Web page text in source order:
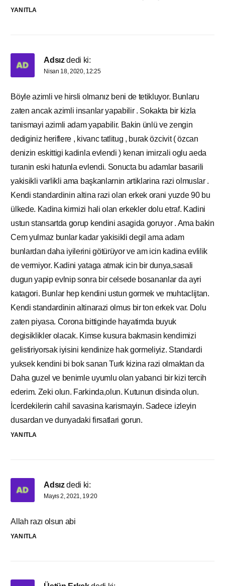
YANITLA
Adsız dedi ki:
Nisan 18, 2020, 12:25
Böyle azimli ve hirsli olmanız beni de tetikluyor. Bunlaru
zaten ancak azimli insanlar yapabilir . Sokakta bir kizla
tanismayi azimli adam yapabilir. Bakin ünlü ve zengin
dediginiz heriflere , kivanc tatlitug , burak özcivit ( özcan
denizin eskittigi kadinla evlendi ) kenan imirzali oglu aeda
turanin eski hatunla evlendi. Sonucta bu adamlar basarili
yakisikli varlikli ama başkanlarnin artiklarina razi olmuslar .
Kendi standardinin altina razi olan erkek orani yuzde 90 bu
ülkede. Kadina kirmizi hali olan erkekler dolu etraf. Kadini
ustun stansartda gorup kendini asagida goruyor . Ama bakin
Cem yulmaz bunlar kadar yakisikli degil ama adam
bunlardan daha iyilerini götürüyor ve am icin kadina evlilik
de vermiyor. Kadini yataga atmak icin bir dunya,sasali
dugun yapip evlnip sonra bir celsede bosananlar da ayri
katagori. Bunlar hep kendini ustun gormek ve muhtaclijtan.
Kendi standardinin altinarazi olmus bir ton erkek var. Dolu
zaten piyasa. Corona bittiginde hayatimda buyuk
degisiklikler olacak. Kimse kusura bakmasin kendimizi
gelistiriyorsak iyisini kendinize hak gormeliyiz. Standardi
yuksek kendini bi bok sanan Turk kizina razi olmaktan da
Daha guzel ve benimle uyumlu olan yabanci bir kizi tercih
ederim. Zeki olun. Farkinda,olun. Kutunun disinda olun.
İcerdekilerin cahil savasina karismayin. Sadece izleyin
dusardan ve dunyadaki firsatlari gorun.
YANITLA
Adsız dedi ki:
Mayıs 2, 2021, 19:20
Allah razı olsun abi
YANITLA